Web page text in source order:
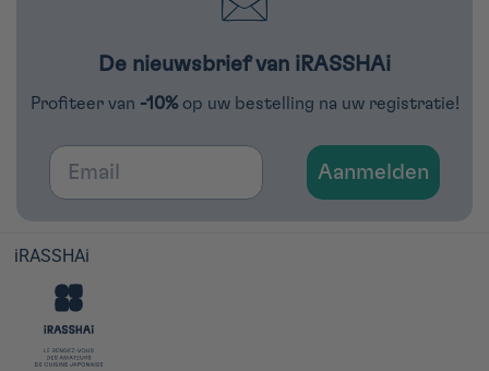
De nieuwsbrief van iRASSHAi
Profiteer van -10% op uw bestelling na uw registratie!
Email
Aanmelden
iRASSHAi